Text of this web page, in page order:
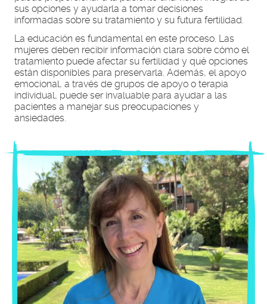
sus opciones y ayudarla a tomar decisiones
informadas sobre su tratamiento y su futura fertilidad.
La educación es fundamental en este proceso. Las
mujeres deben recibir información clara sobre cómo el
tratamiento puede afectar su fertilidad y qué opciones
están disponibles para preservarla. Además, el apoyo
emocional, a través de grupos de apoyo o terapia
individual, puede ser invaluable para ayudar a las
pacientes a manejar sus preocupaciones y
ansiedades.